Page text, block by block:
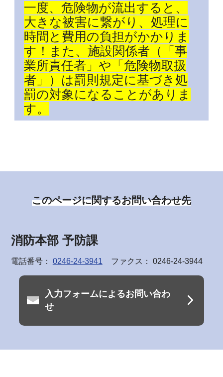
一度、危険物が流出すると、
大きな被害に繋がり、処理に
時間と費用の負担がかかりま
す！また、施設関係者（「事
業所責任者」や「危険物取扱
者」）は罰則規定に基づき処
罰の対象になることがありま
す。
このページに関するお問い合わせ先
消防本部 予防課
電話番号： 0246-24-3941 ファクス： 0246-24-3944
入力フォームによるお問い合わ
せ